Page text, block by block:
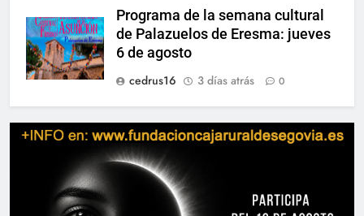
Programa de la semana cultural
de Palazuelos de Eresma: jueves
6 de agosto
cedrus16
3 días atrás 0